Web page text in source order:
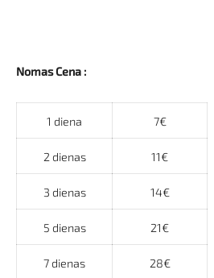
Nomas Cena :
1 diena 7€
2 dienas 11€
3 dienas 14€
5 dienas 21€
7 dienas 28€